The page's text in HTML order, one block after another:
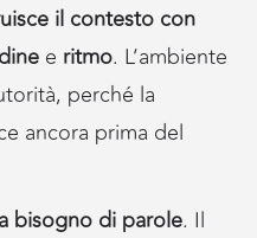
il contesto con
e ritmo. L’ambiente
perché la
ancora prima del
bisogno di parole. Il